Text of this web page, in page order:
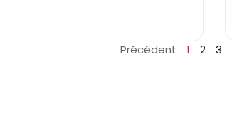
Précédent 1 2 3